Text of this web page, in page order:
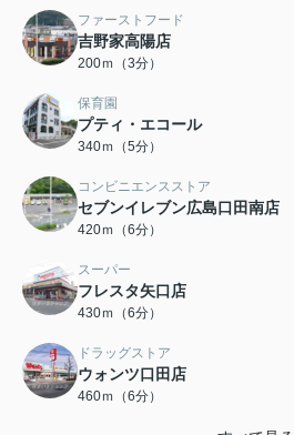
ファーストフード
吉野家高陽店
200ｍ（3分）
保育園
プティ・エコール
340ｍ（5分）
コンビニエンスストア
セブンイレブン広島口田南店
420ｍ（6分）
スーパー
フレスタ矢口店
430ｍ（6分）
ドラッグストア
ウォンツ口田店
460ｍ（6分）